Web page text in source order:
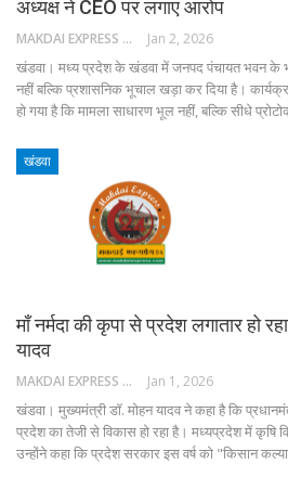
अध्यक्ष ने CEO पर लगाए आरोप
MAKDAI EXPRESS 24 Jan 2, 2026
खंडवा। मध्य प्रदेश के खंडवा में जनपद पंचायत भवन के
नहीं बल्कि प्रशासनिक भूचाल खड़ा कर दिया है।
हो गया है कि मामला साधारण भूल नहीं, बल्कि सीधे
खंडवा
माँ नर्मदा की कृपा से प्रदेश लगातार हो
यादव
MAKDAI EXPRESS 24 Jan 1, 2026
खंडवा। मुख्यमंत्री डॉ. मोहन यादव ने कहा है कि
प्रदेश का तेजी से विकास हो रहा है। मध्यप्रदेश में कृषि
उन्होंने कहा कि प्रदेश सरकार इस वर्ष को "किसान